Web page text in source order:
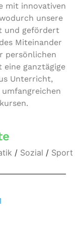
mit inno­va­ti­ven
unsere
und gefördert
Mit­ein­an­der
per­sön­li­chen
eine ganz­tä­gi­ge
Unter­richt,
/ Sozial / Sport